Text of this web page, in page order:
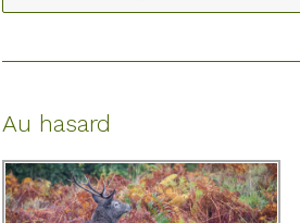
:
Au hasard